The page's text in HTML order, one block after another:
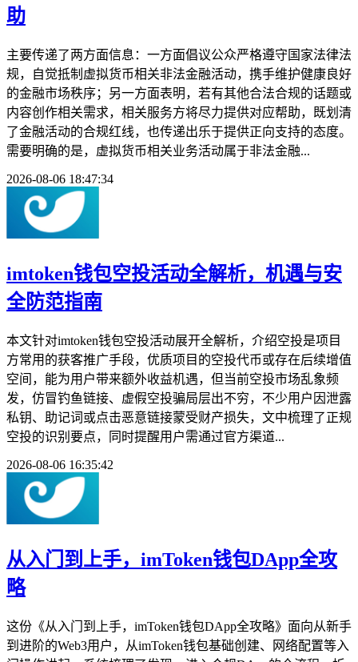
助
主要传递了两方面信息：一方面倡议公众严格遵守国家法律法
规，自觉抵制虚拟货币相关非法金融活动，携手维护健康良好
的金融市场秩序；另一方面表明，若有其他合法合规的话题或
内容创作相关需求，相关服务方将尽力提供对应帮助，既划清
了金融活动的合规红线，也传递出乐于提供正向支持的态度。
需要明确的是，虚拟货币相关业务活动属于非法金融...
2026-08-06 18:47:34
imtoken钱包空投活动全解析，机遇与安
全防范指南
本文针对imtoken钱包空投活动展开全解析，介绍空投是项目
方常用的获客推广手段，优质项目的空投代币或存在后续增值
空间，能为用户带来额外收益机遇，但当前空投市场乱象频
发，仿冒钓鱼链接、虚假空投骗局层出不穷，不少用户因泄露
私钥、助记词或点击恶意链接蒙受财产损失，文中梳理了正规
空投的识别要点，同时提醒用户需通过官方渠道...
2026-08-06 16:35:42
从入门到上手，imToken钱包DApp全攻
略
这份《从入门到上手，imToken钱包DApp全攻略》面向从新手
到进阶的Web3用户，从imToken钱包基础创建、网络配置等入